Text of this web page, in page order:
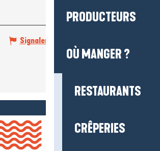
PRODUCTEURS
OÙ MANGER ?
RESTAURANTS
CRÊPERIES
Signaler une erreur